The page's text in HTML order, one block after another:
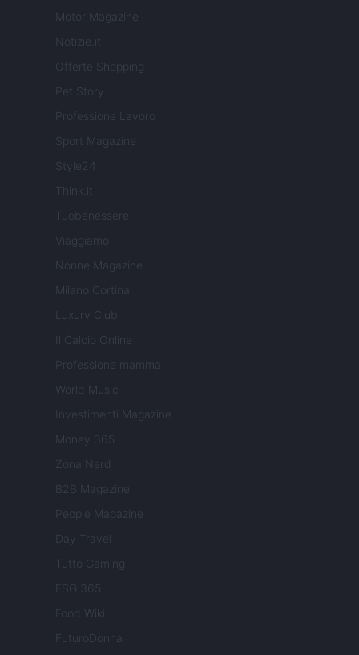
Motor Magazine
Notizie.it
Offerte Shopping
Pet Story
Professione Lavoro
Sport Magazine
Style24
Think.it
Tuobenessere
Viaggiamo
Nonne Magazine
Milano Cortina
Luxury Club
Il Calcio Online
Professione mamma
World Music
Investimenti Magazine
Money 365
Zona Nerd
B2B Magazine
People Magazine
Day Travel
Tutto Gaming
ESG 365
Food Wiki
FuturoDonna